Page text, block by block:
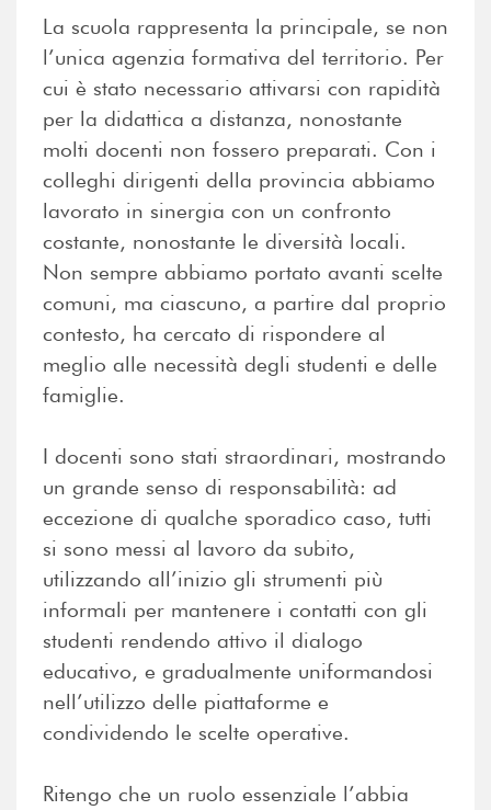
La scuola rappresenta la principale, se non
l’unica agenzia formativa del territorio. Per
cui è stato necessario attivarsi con rapidità
per la didattica a distanza, nonostante
molti docenti non fossero preparati. Con i
colleghi dirigenti della provincia abbiamo
lavorato in sinergia con un confronto
costante, nonostante le diversità locali.
Non sempre abbiamo portato avanti scelte
comuni, ma ciascuno, a partire dal proprio
contesto, ha cercato di rispondere al
meglio alle necessità degli studenti e delle
famiglie.
I docenti sono stati straordinari, mostrando
un grande senso di responsabilità: ad
eccezione di qualche sporadico caso, tutti
si sono messi al lavoro da subito,
utilizzando all’inizio gli strumenti più
informali per mantenere i contatti con gli
studenti rendendo attivo il dialogo
educativo, e gradualmente uniformandosi
nell’utilizzo delle piattaforme e
condividendo le scelte operative.
Ritengo che un ruolo essenziale l’abbia